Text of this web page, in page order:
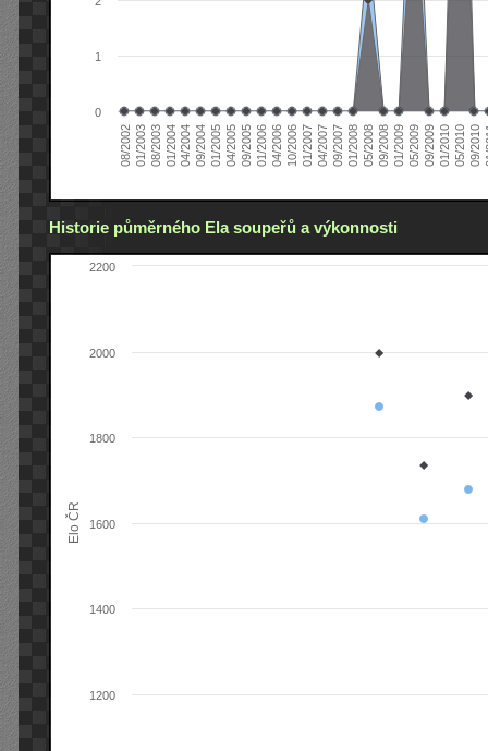
08/200201/200308/200301/200404/200409/200401/200504/200509/200501/200604/200610/200601/200704/200709/200701/200805/200809/200801/200905/200909/200901/201005/201009/2010
0
1
Historie půměrného Ela soupeřů a výkonnosti
Elo ČR
1200
1400
1600
1800
2000
2200